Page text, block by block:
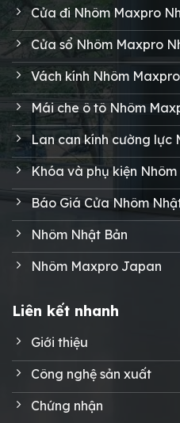
Cửa đi Nhôm Maxpro
Cửa sổ Nhôm Maxpro
Vách kính Nhôm
Mái che ô tô Nhôm
Lan can kính cường lực
Khóa và phụ kiện
Báo Giá Cửa Nhôm
Nhôm Nhật Bản
Nhôm Maxpro Japan
Liên kết nhanh
Giới thiệu
Công nghệ sản xuất
Chứng nhận